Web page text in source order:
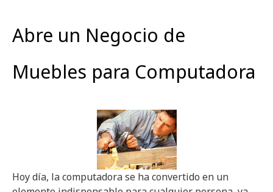
Abre un Negocio de
Muebles para Computadora
Hoy día, la computadora se ha convertido en un